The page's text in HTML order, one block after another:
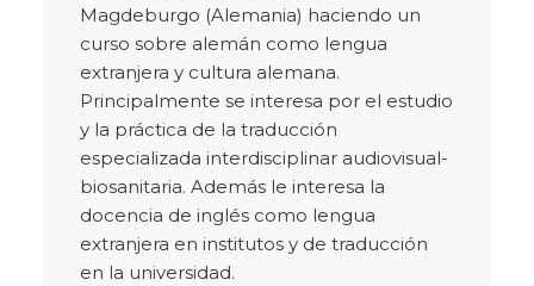
Magdeburgo (Alemania) haciendo un
curso sobre alemán como lengua
extranjera y cultura alemana.
Principalmente se interesa por el estudio
y la práctica de la traducción
especializada interdisciplinar audiovisual-
biosanitaria. Además le interesa la
docencia de inglés como lengua
extranjera en institutos y de traducción
en la universidad.